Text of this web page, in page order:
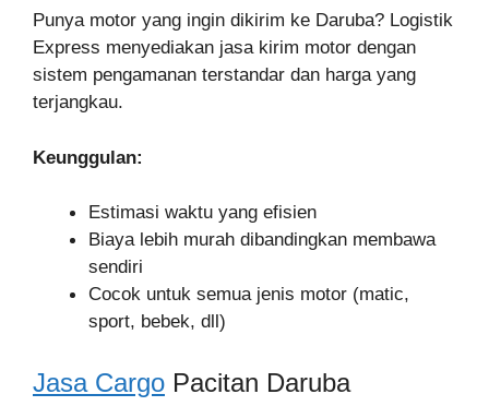
Punya motor yang ingin dikirim ke Daruba? Logistik
Express menyediakan jasa kirim motor dengan
sistem pengamanan terstandar dan harga yang
terjangkau.
Keunggulan:
Estimasi waktu yang efisien
Biaya lebih murah dibandingkan membawa
sendiri
Cocok untuk semua jenis motor (matic,
sport, bebek, dll)
Jasa Cargo Pacitan Daruba